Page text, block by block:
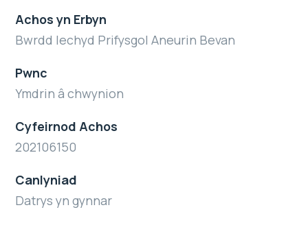
Achos yn Erbyn
Bwrdd Iechyd Prifysgol Aneurin Bevan
Pwnc
Ymdrin â chwynion
Cyfeirnod Achos
202106150
Canlyniad
Datrys yn gynnar